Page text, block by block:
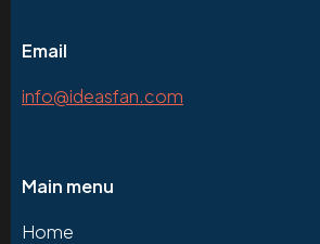
Email
info@ideasfan.com
Main menu
Home